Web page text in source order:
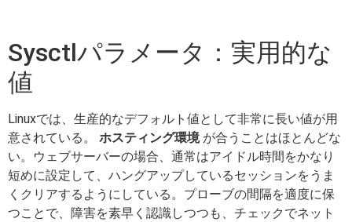
Sysctlパラメータ：実用的な
値
Linuxでは、生産的なデフォルト値として非常に長い値が用
意されている。 ホスティング環境が合うことはほとんどな
い。ウェブサーバーの場合、通常はアイドル時間をかなり
短めに設定して、ハングアップしているセッションをうま
くクリアするようにしている。プローブの間隔を適度に保
つことで、障害を素早く認識しつつも、チェックでネット